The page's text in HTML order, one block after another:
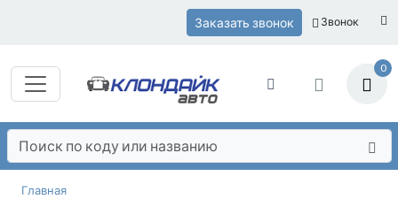
Заказать звонок Звонок
0
Главная